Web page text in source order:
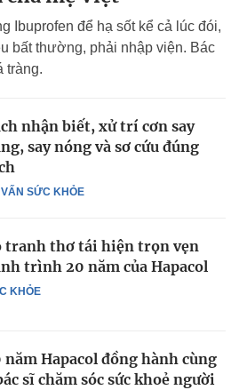
Ibuprofen để hạ sốt kể cả lúc đói,
bất thường, phải nhập viện. Bác
tràng.
SỨC KHỎE
nhận biết, xử trí cơn say
say nóng và sơ cứu đúng
KHỎE
tranh thơ tái hiện trọn vẹn
trình 20 năm của Hapacol
năm Hapacol đồng hành cùng
sĩ chăm sóc sức khoẻ người